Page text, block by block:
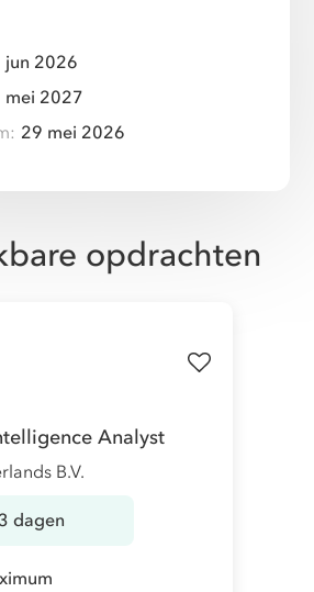
jun 2026
mei 2027
29 mei 2026
opdrachten
Analyst
B.V.
dagen